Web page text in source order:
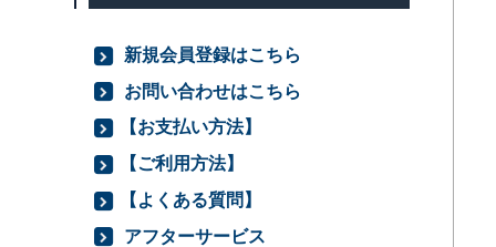
新規会員登録はこちら
お問い合わせはこちら
【お支払い方法】
【ご利用方法】
【よくある質問】
アフターサービス